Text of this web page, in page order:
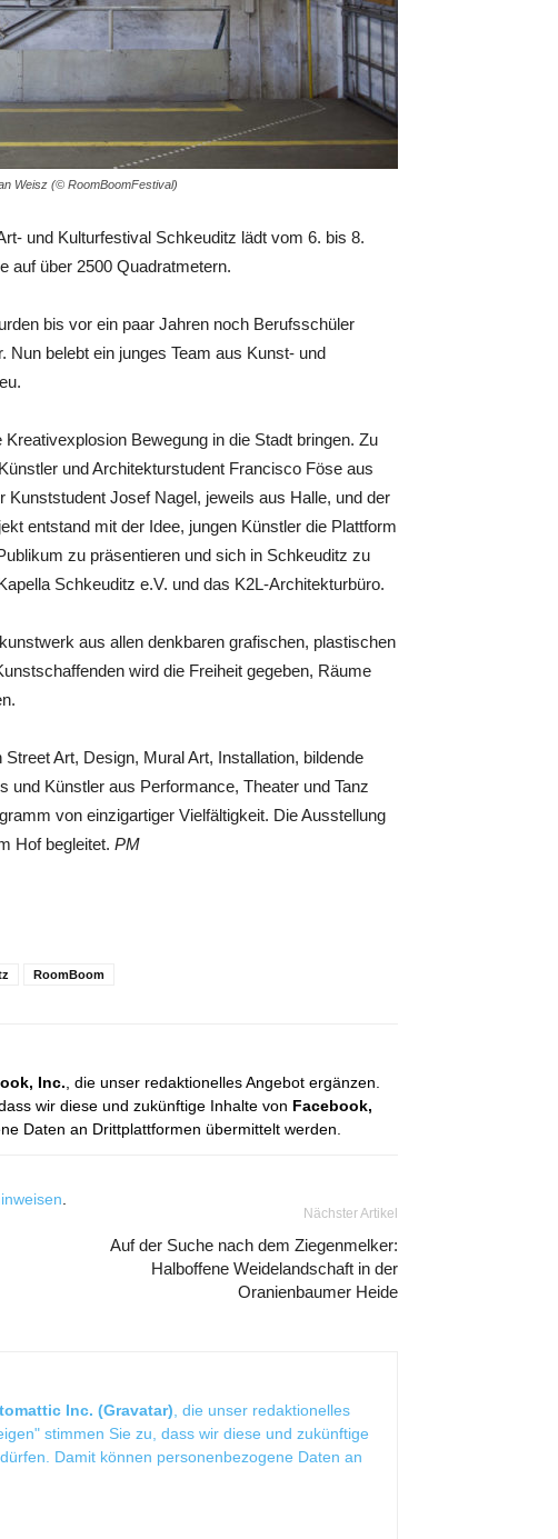
Weisz (© RoomBoomFestival)
und Kulturfestival Schkeuditz lädt vom 6. bis 8.
auf über 2500 Quadratmetern.
bis vor ein paar Jahren noch Berufsschüler
Nun belebt ein junges Team aus Kunst- und
Bewegung in die Stadt bringen. Zu
und Architekturstudent Francisco Föse aus
Josef Nagel, jeweils aus Halle, und der
entstand mit der Idee, jungen Künstler die Plattform
zu präsentieren und sich in Schkeuditz zu
Schkeuditz e.V. und das K2L-Architekturbüro.
aus allen denkbaren grafischen, plastischen
wird die Freiheit gegeben, Räume
Art, Design, Mural Art, Installation, bildende
und Künstler aus Performance, Theater und Tanz
von einzigartiger Vielfältigkeit. Die Ausstellung
Hof begleitet. PM
RoomBoom
Inc. , die unser redaktionelles Angebot ergänzen.
wir diese und zukünftige Inhalte von Facebook,
Daten an Drittplattformen übermittelt werden.
Nächster Artikel
Auf der Suche nach dem Ziegenmelker:
Halboffene Weidelandschaft in der
Oranienbaumer Heide
Inc. (Gravatar) , die unser redaktionelles
stimmen Sie zu, dass wir diese und zukünftige
Damit können personenbezogene Daten an